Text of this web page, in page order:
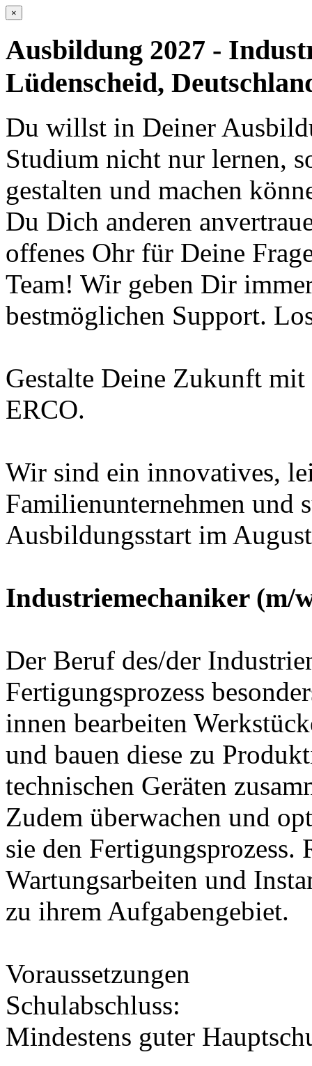
×
Ausbildung 2027 -
Lüdenscheid,
Du willst in Deiner
Studium nicht nur lernen,
gestalten und machen
Du Dich anderen
offenes Ohr für Deine
Team! Wir geben Dir
bestmöglichen Support.
Gestalte Deine Zukunft
ERCO.
Wir sind ein innovatives,
Familienunternehmen und
Ausbildungsstart im
Industriemechaniker (m/
Der Beruf des/der
Fertigungsprozess
innen bearbeiten
und bauen diese zu
technischen Geräten
Zudem überwachen und
sie den Fertigungsprozess.
Wartungsarbeiten und
zu ihrem Aufgabengebiet.
Voraussetzungen
Schulabschluss:
Mindestens guter